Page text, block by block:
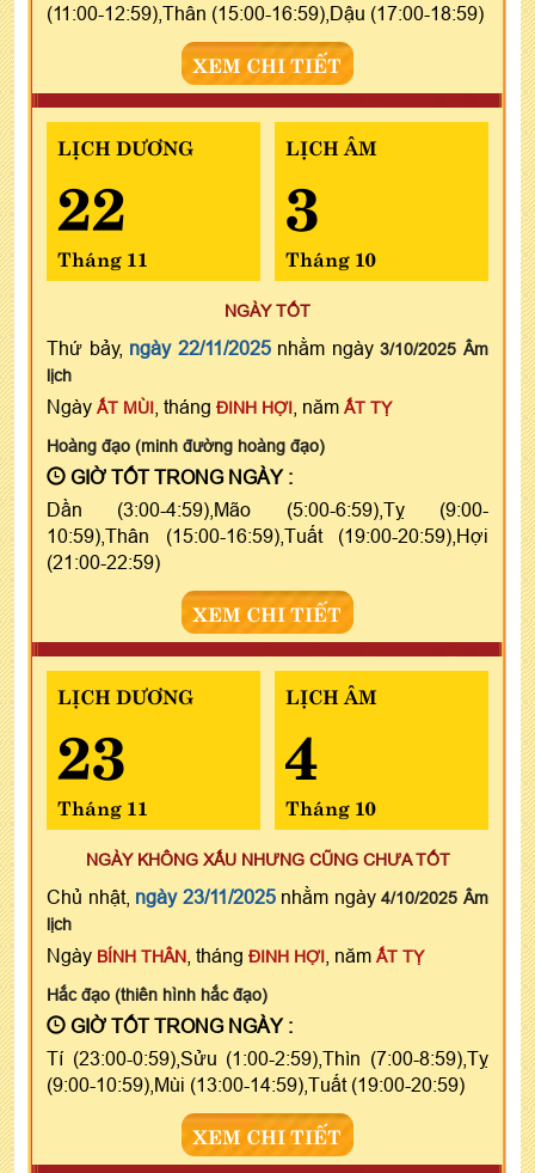
(11:00-12:59),Thân (15:00-16:59),Dậu (17:00-18:59)
XEM CHI TIẾT
LỊCH DƯƠNG
22
Tháng 11
LỊCH ÂM
3
Tháng 10
NGÀY TỐT
Thứ bảy, ngày 22/11/2025nhằm ngày3/10/2025 Âm
lịch
Ngày ẤT MÙI , tháng ĐINH HỢI , năm ẤT TỴ
Hoàng đạo (minh đường hoàng đạo)
GIỜ TỐT TRONG NGÀY :
Dần (3:00-4:59),Mão (5:00-6:59),Tỵ (9:00-
10:59),Thân (15:00-16:59),Tuất (19:00-20:59),Hợi
(21:00-22:59)
XEM CHI TIẾT
LỊCH DƯƠNG
23
Tháng 11
LỊCH ÂM
4
Tháng 10
NGÀY KHÔNG XẤU NHƯNG CŨNG CHƯA TỐT
Chủ nhật, ngày 23/11/2025nhằm ngày4/10/2025 Âm
lịch
Ngày BÍNH THÂN , tháng ĐINH HỢI , năm ẤT TỴ
Hắc đạo (thiên hình hắc đạo)
GIỜ TỐT TRONG NGÀY :
Tí (23:00-0:59),Sửu (1:00-2:59),Thìn (7:00-8:59),Tỵ
(9:00-10:59),Mùi (13:00-14:59),Tuất (19:00-20:59)
XEM CHI TIẾT